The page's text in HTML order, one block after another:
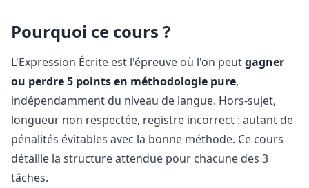
Pourquoi ce cours ?
L'Expression Écrite est l'épreuve où l'on peutgagner
ou perdre 5 points en méthodologie pure,
indépendamment du niveau de langue. Hors-sujet,
longueur non respectée, registre incorrect : autant de
pénalités évitables avec la bonne méthode. Ce cours
détaille la structure attendue pour chacune des 3
tâches.